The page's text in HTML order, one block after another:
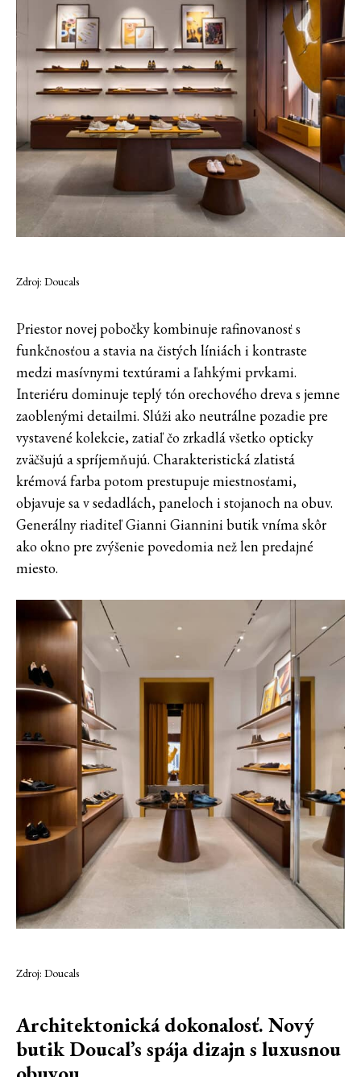
Zdroj: Doucals
Priestor novej pobočky kombinuje rafinovanosť s
funkčnosťou a stavia na čistých líniách i kontraste
medzi masívnymi textúrami a ľahkými prvkami.
Interiéru dominuje teplý tón orechového dreva s jemne
zaoblenými detailmi. Slúži ako neutrálne pozadie pre
vystavené kolekcie, zatiaľ čo zrkadlá všetko opticky
zväčšujú a spríjemňujú. Charakteristická zlatistá
krémová farba potom prestupuje miestnosťami,
objavuje sa v sedadlách, paneloch i stojanoch na obuv.
Generálny riaditeľ Gianni Giannini butik vníma skôr
ako okno pre zvýšenie povedomia než len predajné
miesto.
Zdroj: Doucals
Architektonická dokonalosť. Nový
butik Doucal’s spája dizajn s luxusnou